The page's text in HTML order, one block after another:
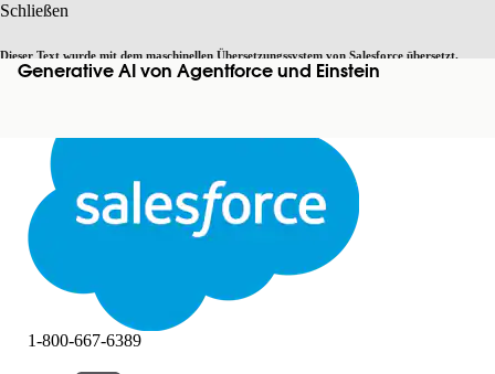
Schließen
Dieser Text wurde mit dem maschinellen Übersetzungssystem von Salesforce übersetzt.
Weitere Details finden Sie hier. Zu Englisch wechseln Nicht jetzt
Schließen
Generative AI von Agentforce und Einstein
1-800-667-6389